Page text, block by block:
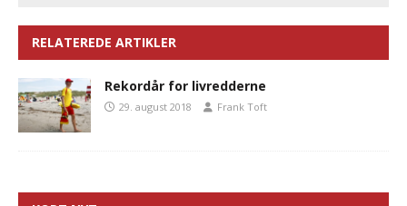
RELATEREDE ARTIKLER
Rekordår for livredderne
29. august 2018 Frank Toft